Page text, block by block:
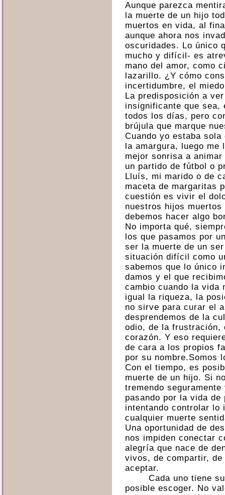
Aunque parezca
la muerte de un hijo
muertos en vida, al
aunque ahora nos
oscuridades. Lo único
mucho y difícil- es
mano del amor, como
lazarillo. ¿Y cómo
incertidumbre, el
La predisposición a
insignificante que sea,
todos los días, pero
brújula que marque
Cuando yo estaba
la amargura, luego me
mejor sonrisa a
un partido de fútbol o
Lluís, mi marido o de
maceta de margaritas
cuestión es vivir el
nuestros hijos
debemos hacer algo
No importa qué,
los que pasamos por
ser la muerte de un
situación difícil como
sabemos que lo único
damos y el que
cambio cuando la vida
igual la riqueza, la
no sirve para curar el
desprendemos de la
odio, de la frustración,
corazón. Y eso
de cara a los propios
por su nombre.Somos
Con el tiempo, es
muerte de un hijo. Si
tremendo
pasando por la vida
intentando controlar lo
cualquier muerte
Una oportunidad de
nos impiden conectar
alegría que nace de
vivos, de compartir,
aceptar.
Cada uno tiene
posible escoger. No